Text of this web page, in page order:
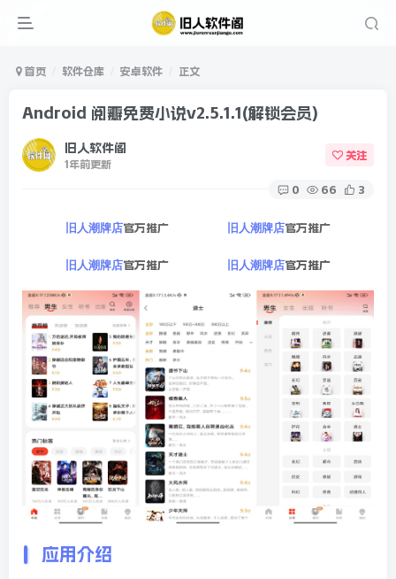
首页 软件仓库 安卓软件 正文
Android 阅瓣免费小说v2.5.1.1(解锁会员)
旧人软件阁
1年前更新
关注
0 66 3
旧人潮牌店官方推广 旧人潮牌店官方推广
旧人潮牌店官方推广 旧人潮牌店官方推广
应用介绍